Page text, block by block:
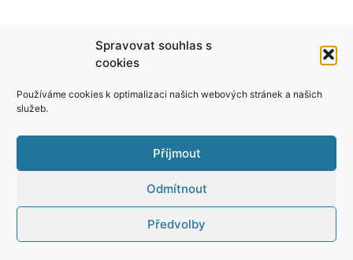
Spravovat souhlas s
cookies
Používáme cookies k optimalizaci našich webových stránek a našich
služeb.
Příjmout
Odmítnout
Předvolby
Podle zákona o evidenci tržeb je prodávající
povinen vystavit kupujícímu účtenku. Zároveň je
daně online; v případě technického výpadku pak
© 2026 Yper• Vytvořeno sGeneratePress